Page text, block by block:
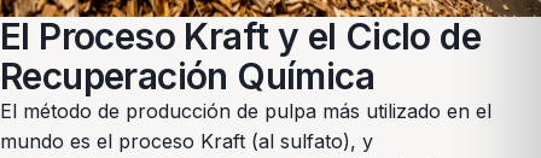
El Proceso Kraft y el Ciclo de
Recuperación Química
El método de producción de pulpa más utilizado en el
mundo es el proceso Kraft (al sulfato), y